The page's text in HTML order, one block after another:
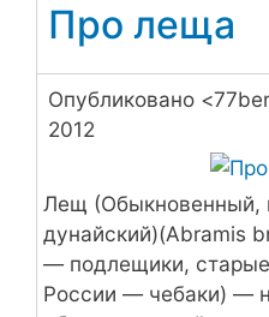
Про леща
Опубликовано <
2012
Лещ (Обыкновенный,
дунайский)(Abramis
— подлещики,
России — чебаки) —